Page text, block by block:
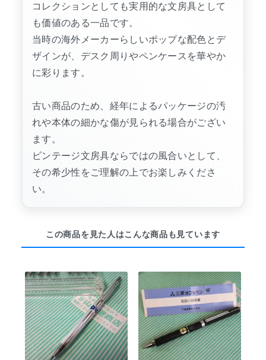
コレクションとしても実用的な文房具として
も価値のある一品です。
当時の海外メーカーらしいポップな配色とデ
ザインが、デスク周りやペンケースを華やか
に彩ります。
古い商品のため、経年によるパッケージの汚
れや本体の細かな傷が見られる場合がござい
ます。
ビンテージ文房具ならではの風合いとして、
その希少性をご理解の上でお楽しみくださ
い。
この商品を見た人はこんな商品も見ています